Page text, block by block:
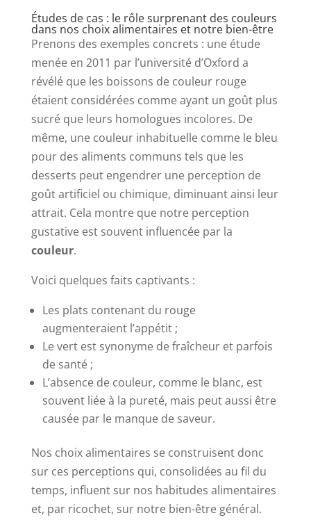
Études de cas : le rôle surprenant des couleurs
dans nos choix alimentaires et notre bien-être
Prenons des exemples concrets : une étude
menée en 2011 par l’université d’Oxford a
révélé que les boissons de couleur rouge
étaient considérées comme ayant un goût plus
sucré que leurs homologues incolores. De
même, une couleur inhabituelle comme le bleu
pour des aliments communs tels que les
desserts peut engendrer une perception de
goût artificiel ou chimique, diminuant ainsi leur
attrait. Cela montre que notre perception
gustative est souvent influencée par la
couleur.
Voici quelques faits captivants :
Les plats contenant du rouge
augmenteraient l’appétit ;
Le vert est synonyme de fraîcheur et parfois
de santé ;
L’absence de couleur, comme le blanc, est
souvent liée à la pureté, mais peut aussi être
causée par le manque de saveur.
Nos choix alimentaires se construisent donc
sur ces perceptions qui, consolidées au fil du
temps, influent sur nos habitudes alimentaires
et, par ricochet, sur notre bien-être général.